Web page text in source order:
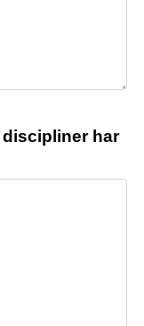
discipliner har